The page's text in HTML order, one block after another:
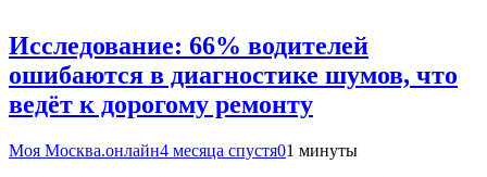
Исследование: 66% водителей
ошибаются в диагностике шумов, что
ведёт к дорогому ремонту
Моя Москва.онлайн4 месяца спустя01 минуты